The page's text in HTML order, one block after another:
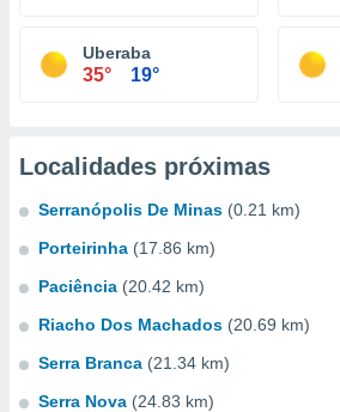
Uberaba
35° 19°
Localidades próximas
Serranópolis De Minas (0.21 km)
Porteirinha (17.86 km)
Paciência (20.42 km)
Riacho Dos Machados (20.69 km)
Serra Branca (21.34 km)
Serra Nova (24.83 km)